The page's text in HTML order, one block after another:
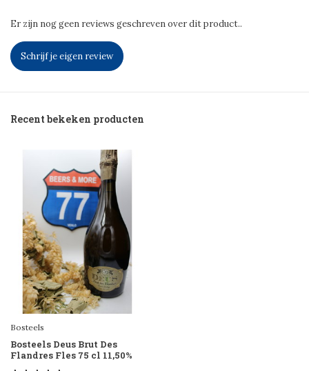
Er zijn nog geen reviews geschreven over dit product..
Schrijf je eigen review
Recent bekeken producten
Bosteels
Bosteels Deus Brut Des
Flandres Fles 75 cl 11,50%